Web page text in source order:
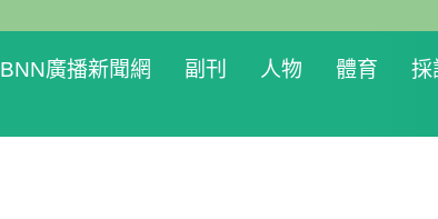
BNN廣播新聞網 副刊 人物 體育 採